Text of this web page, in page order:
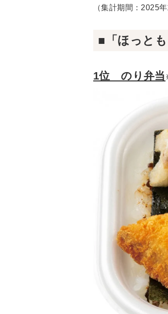
（集計期間：2025
■「ほっと
1位 のり弁当